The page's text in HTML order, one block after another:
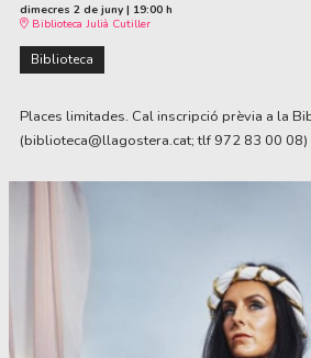
dimecres 2 de juny | 19:00 h
Biblioteca Julià Cutiller
Biblioteca
Places limitades. Cal inscripció prèvia a la
(biblioteca@llagostera.cat; tlf 972 83 00 08)